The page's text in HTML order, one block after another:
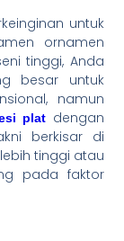
untuk
ornamen
tinggi, Anda
besar untuk
namun
plat dengan
berkisar di
tinggi atau
pada faktor